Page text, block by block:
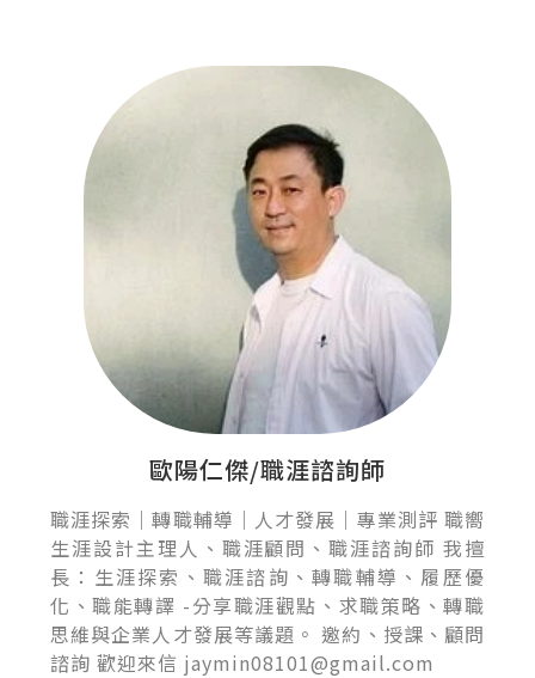
歐陽仁傑/職涯諮詢師
職涯探索｜轉職輔導｜人才發展｜專業測評 職嚮
生涯設計主理人、職涯顧問、職涯諮詢師 我擅
長：生涯探索、職涯諮詢、轉職輔導、履歷優
化、職能轉譯 -分享職涯觀點、求職策略、轉職
思維與企業人才發展等議題。 邀約、授課、顧問
諮詢 歡迎來信 jaymin08101@gmail.com